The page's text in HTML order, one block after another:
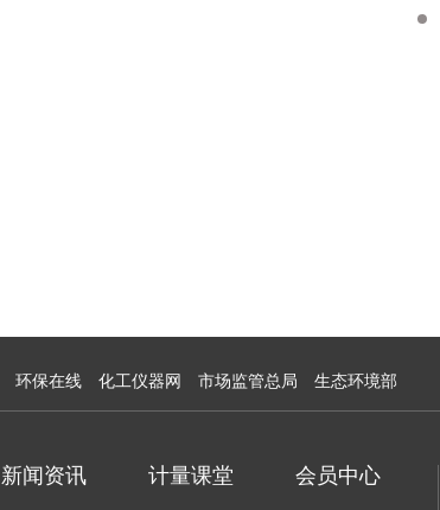
环保在线 化工仪器网 市场监管总局 生态环境部
新闻资讯 计量课堂 会员中心